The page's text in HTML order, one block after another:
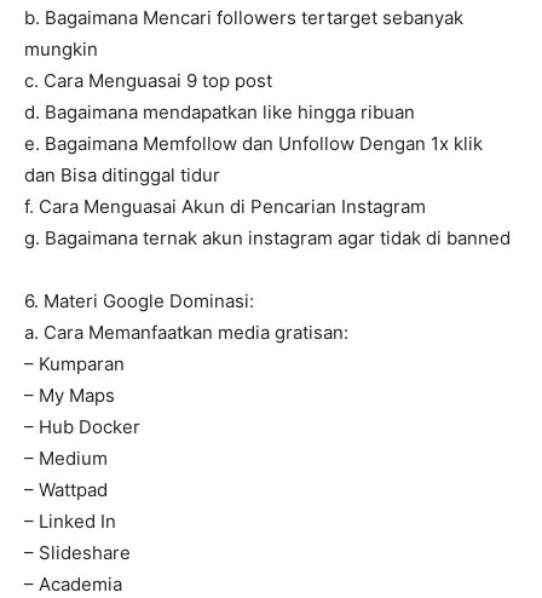
b. Bagaimana Mencari followers tertarget sebanyak
mungkin
c. Cara Menguasai 9 top post
d. Bagaimana mendapatkan like hingga ribuan
e. Bagaimana Memfollow dan Unfollow Dengan 1x klik
dan Bisa ditinggal tidur
f. Cara Menguasai Akun di Pencarian Instagram
g. Bagaimana ternak akun instagram agar tidak di banned
6. Materi Google Dominasi:
a. Cara Memanfaatkan media gratisan:
– Kumparan
– My Maps
– Hub Docker
– Medium
– Wattpad
– Linked In
– Slideshare
– Academia